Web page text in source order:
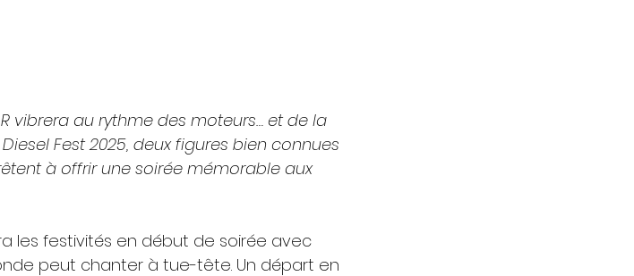
vibrera au rythme des moteurs… et de la
Fest 2025, deux figures bien connues
à offrir une soirée mémorable aux
les festivités en début de soirée avec
peut chanter à tue-tête. Un départ en